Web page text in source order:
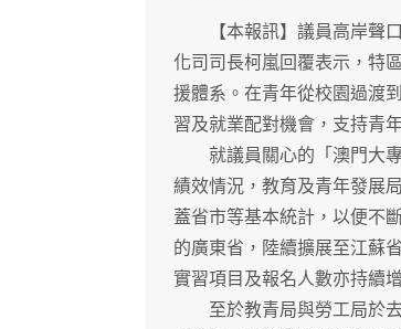
【本報訊】議員高岸聲口
化司司長柯嵐回覆表示，特
援體系。在青年從校園過渡
習及就業配對機會，支持青
就議員關心的「澳門大專
績效情況，教育及青年發展
蓋省市等基本統計，以便不
的廣東省，陸續擴展至江蘇
實習項目及報名人數亦持續
至於教青局與勞工局於去